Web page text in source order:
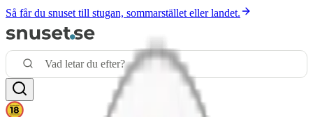
Så får du snuset till stugan, sommarstället eller landet.